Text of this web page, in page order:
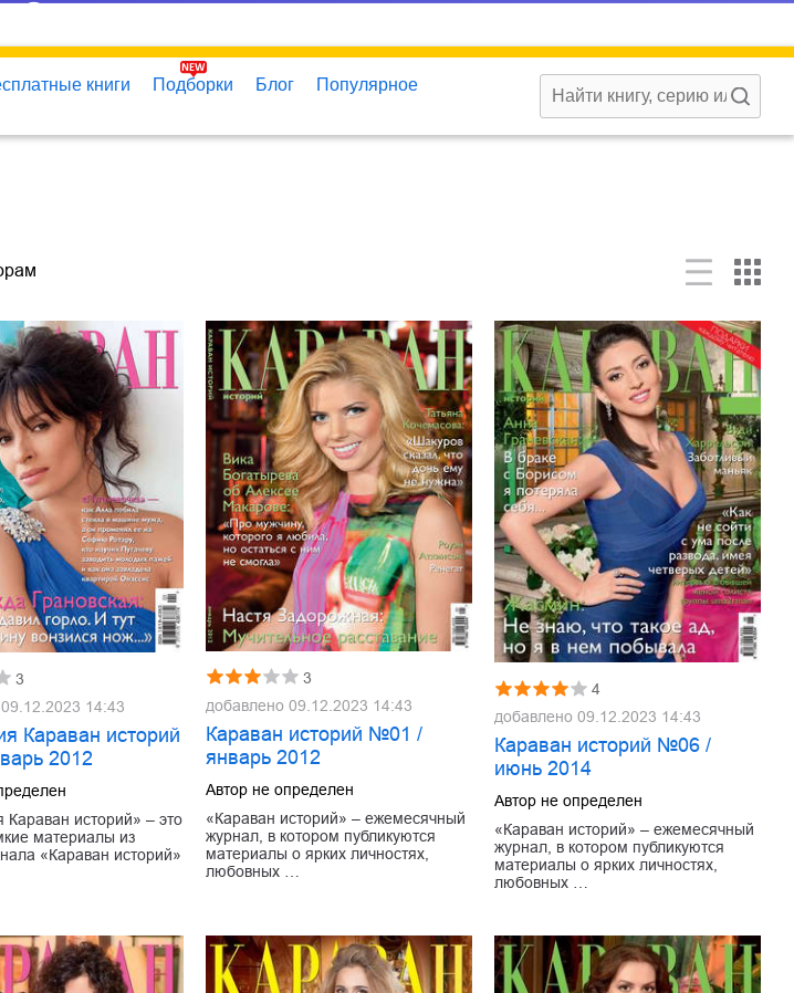
книги Подборки Блог
Популярное
3
09.12.2023 14:43
Караван историй
2012
Караван историй» – это
материалы из
«Караван историй»
3
добавлено09.12.2023 14:43
Караван историй №01 /
январь 2012
Автор не определен
«Караван историй» – ежемесячный
журнал, в котором публикуются
материалы о ярких личностях,
любовных …
4
добавлено09.12.2023 14:43
Караван историй №06 /
июнь 2014
Автор не определен
«Караван историй» – ежемесячный
журнал, в котором публикуются
материалы о ярких личностях,
любовных …